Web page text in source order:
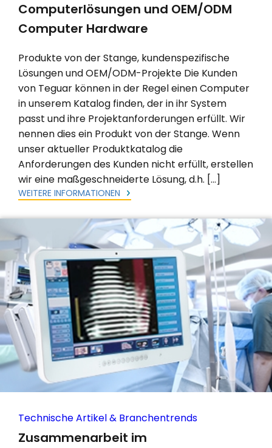
Computerlösungen und OEM/ODM
Computer Hardware
Produkte von der Stange, kundenspezifische
Lösungen und OEM/ODM-Projekte Die Kunden
von Teguar können in der Regel einen Computer
in unserem Katalog finden, der in ihr System
passt und ihre Projektanforderungen erfüllt. Wir
nennen dies ein Produkt von der Stange. Wenn
unser aktueller Produktkatalog die
Anforderungen des Kunden nicht erfüllt, erstellen
wir eine maßgeschneiderte Lösung, d.h. […]
WEITERE INFORMATIONEN
Technische Artikel & Branchentrends
Zusammenarbeit im